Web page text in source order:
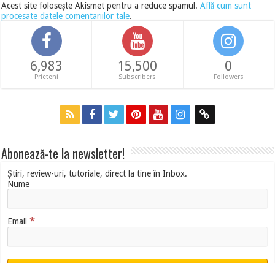
Acest site folosește Akismet pentru a reduce spamul.Află cum sunt
procesate datele comentariilor tale.
6,983
Prieteni
15,500
Subscribers
0
Followers
Abonează-te la newsletter!
Știri, review-uri, tutoriale, direct la tine în Inbox.
Nume
Email*